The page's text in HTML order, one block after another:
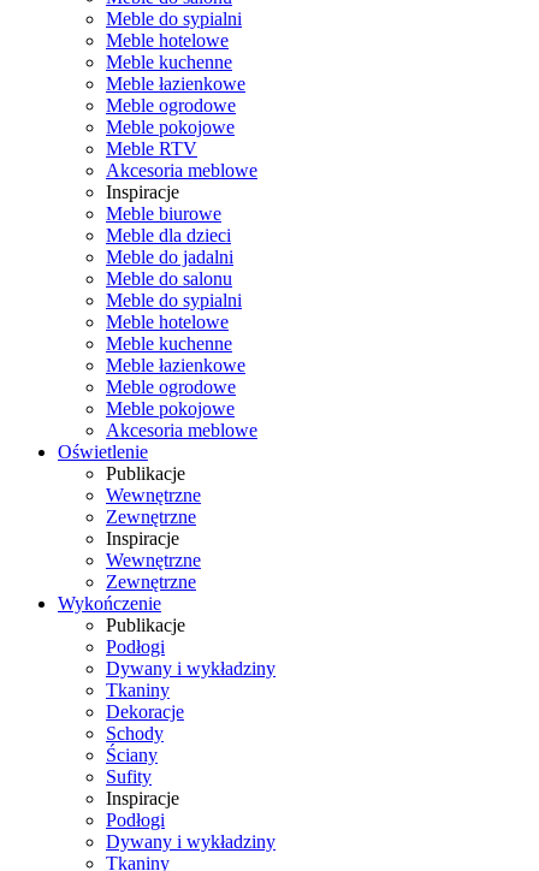
Meble do sypialni
Meble hotelowe
Meble kuchenne
Meble łazienkowe
Meble ogrodowe
Meble pokojowe
Meble RTV
Akcesoria meblowe
Inspiracje
Meble biurowe
Meble dla dzieci
Meble do jadalni
Meble do salonu
Meble do sypialni
Meble hotelowe
Meble kuchenne
Meble łazienkowe
Meble ogrodowe
Meble pokojowe
Akcesoria meblowe
Oświetlenie
Publikacje
Wewnętrzne
Zewnętrzne
Inspiracje
Wewnętrzne
Zewnętrzne
Wykończenie
Publikacje
Podłogi
Dywany i wykładziny
Tkaniny
Dekoracje
Schody
Ściany
Sufity
Inspiracje
Podłogi
Dywany i wykładziny
Tkaniny